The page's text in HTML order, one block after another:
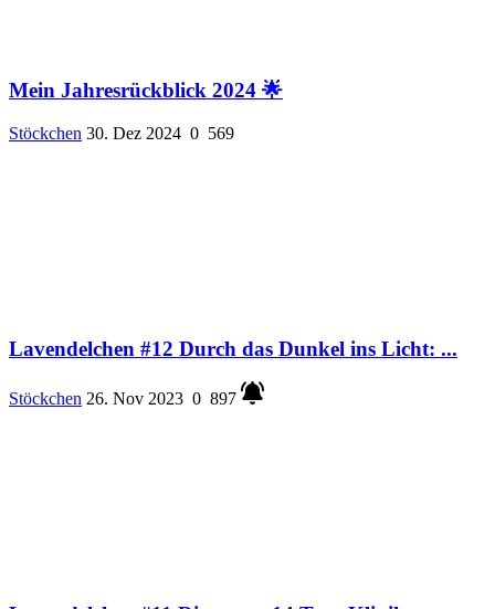
Mein Jahresrückblick 2024 🌟
Stöckchen 30. Dez 2024 0 569
Lavendelchen #12 Durch das Dunkel ins Licht: ...
Stöckchen 26. Nov 2023 0 897